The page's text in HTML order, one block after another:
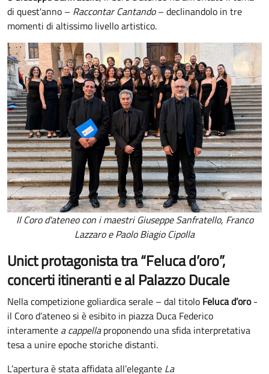
di quest'anno – Raccontar Cantando– declinandolo in tre
momenti di altissimo livello artistico.
Il Coro d'ateneo con i maestri Giuseppe Sanfratello, Franco
Lazzaro e Paolo Biagio Cipolla
Unict protagonista tra “Feluca d’oro”,
concerti itineranti e al Palazzo Ducale
Nella competizione goliardica serale – dal titolo Feluca d’oro-
il Coro d’ateneo si è esibito in piazza Duca Federico
interamente a cappellaproponendo una sfida interpretativa
tesa a unire epoche storiche distanti.
L’apertura è stata affidata all’elegante La